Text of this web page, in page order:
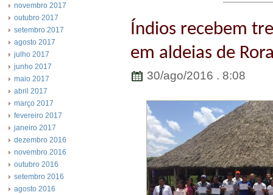
novembro 2017
outubro 2017
setembro 2017
agosto 2017
julho 2017
junho 2017
maio 2017
abril 2017
março 2017
fevereiro 2017
janeiro 2017
dezembro 2016
novembro 2016
outubro 2016
setembro 2016
agosto 2016
Índios recebem
em aldeias de
30/ago/2016 . 8:08